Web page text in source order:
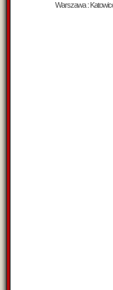
Warszawa :